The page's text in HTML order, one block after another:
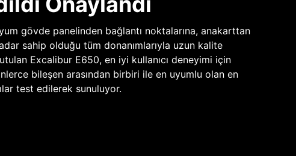
gövde panelinden bağlantı noktalarına, anakarttan
sahip olduğu tüm donanımlarıyla uzun kalite
Excalibur E650, en iyi kullanıcı deneyimi için
bileşen arasından birbiri ile en uyumlu olan en
test edilerek sunuluyor.